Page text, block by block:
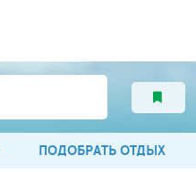
ПОДОБРАТЬ ОТДЫХ